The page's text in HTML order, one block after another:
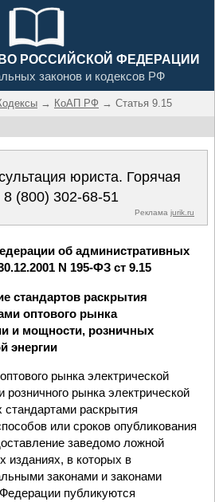
РОССИЙСКОЙ ФЕДЕРАЦИИ
законов и кодексов РФ
→ КоАП РФ → Статья 9.15
юриста. Горячая
8 (800) 302-68-51
Реклама jurik.ru
об административных
N 195-ФЗ ст 9.15
стандартов раскрытия
оптового рынка
и мощности, розничных
энергии
рынка электрической
рынка электрической
стандартами раскрытия
или сроков опубликования
заведомо ложной
изданиях, в которых в
законами и законами
публикуются